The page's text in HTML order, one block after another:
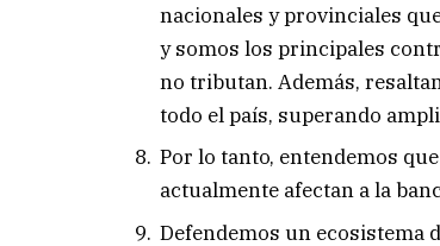
nacionales y provinciales
y somos los principales
no tributan. Además,
todo el país, superando
Por lo tanto, entendemos
actualmente afectan a la
Defendemos un ecosistema